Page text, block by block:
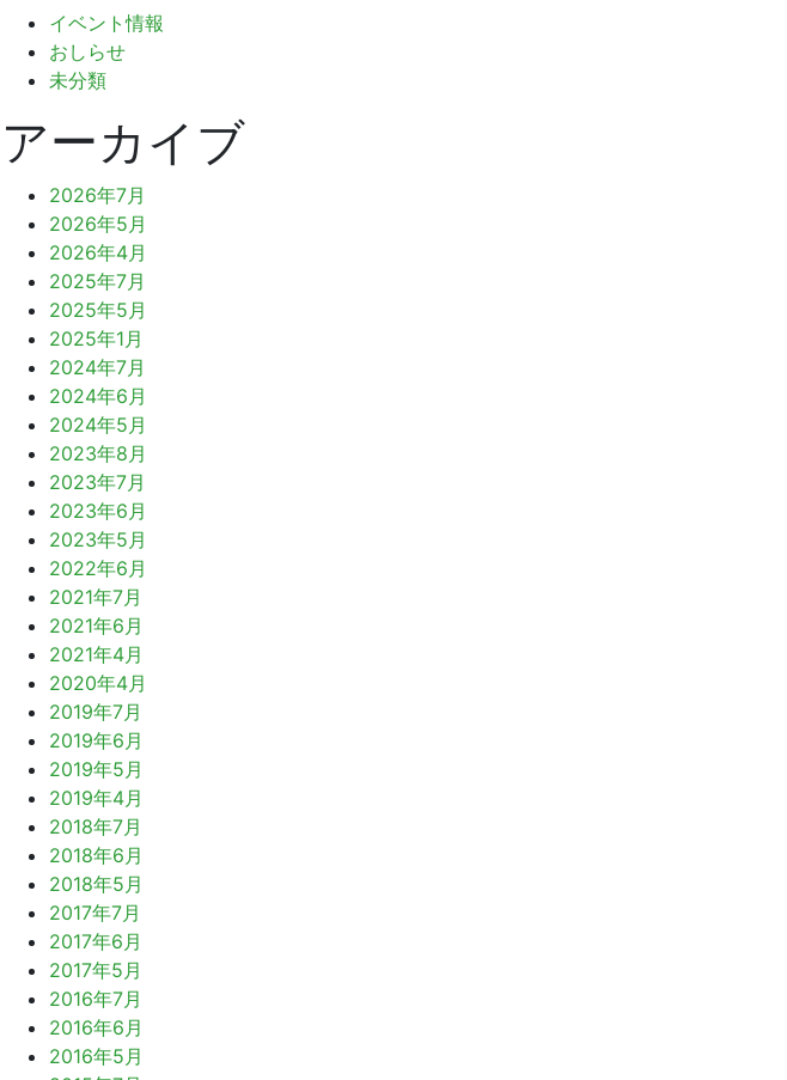
イベント情報
おしらせ
未分類
アーカイブ
2026年7月
2026年5月
2026年4月
2025年7月
2025年5月
2025年1月
2024年7月
2024年6月
2024年5月
2023年8月
2023年7月
2023年6月
2023年5月
2022年6月
2021年7月
2021年6月
2021年4月
2020年4月
2019年7月
2019年6月
2019年5月
2019年4月
2018年7月
2018年6月
2018年5月
2017年7月
2017年6月
2017年5月
2016年7月
2016年6月
2016年5月